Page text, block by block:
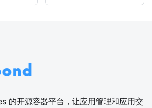
的开源容器平台，让应用管理和应用交